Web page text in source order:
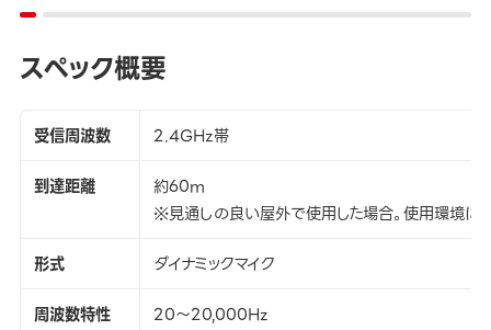
スペック概要
受信周波数
2.4GHz帯
到達距離
約60m
※見通しの良い屋外で使用した場合。使用環境に
形式
ダイナミックマイク
周波数特性
20～20,000Hz